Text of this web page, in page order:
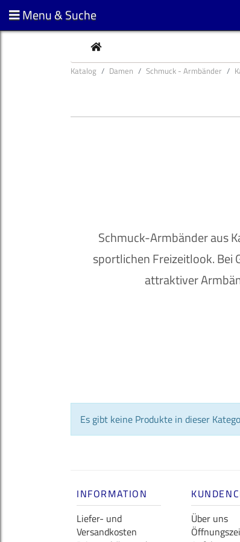
Menu & Suche
CURRENT
Katalog Damen Schmuck - Armbänder
Schmuck-Armbänder aus
sportlichen Freizeitlook. Bei
attraktiver
Es gibt keine Produkte in dieser
INFORMATION
Liefer- und
Versandkosten
Über uns